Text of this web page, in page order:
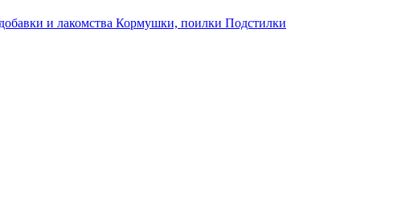
и лакомства Кормушки, поилки Подстилки